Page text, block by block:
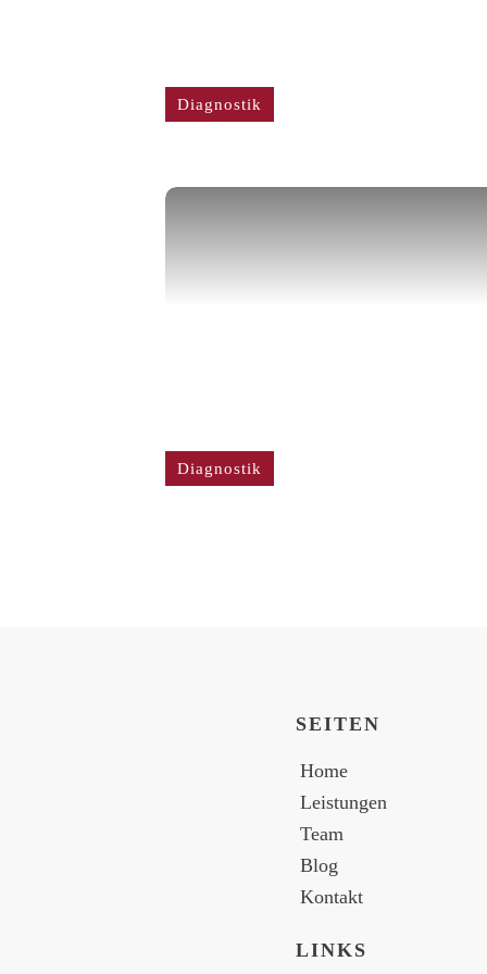
Diagnostik
Diagnostik
SEITEN
Home
Leistungen
Team
Blog
Kontakt
LINKS